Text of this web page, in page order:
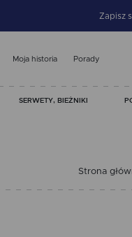
Zapisz
Moja historia Porady
SERWETY, BIEŻNIKI
Strona